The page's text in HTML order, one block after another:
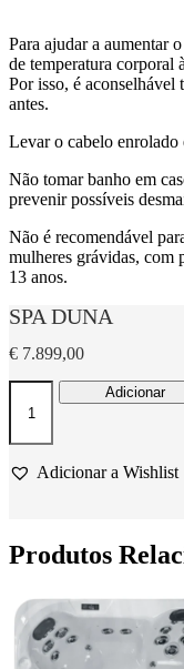
Para ajudar a aumentar
de temperatura corporal
Por isso, é aconselhável
antes.
Levar o cabelo enrolado
Não tomar banho em
prevenir possíveis
Não é recomendável
mulheres grávidas, com
13 anos.
SPA DUNA
€ 7.899,00
Quantidade
DUNA
Adicionar
Adicionar a Wishlist
Produtos